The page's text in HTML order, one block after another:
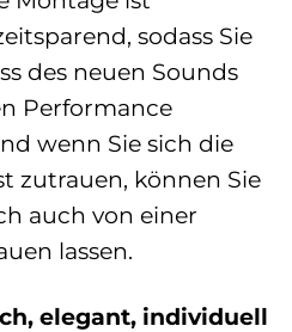
sodass Sie
des neuen Sounds
Performance
wenn Sie sich die
zutrauen, können Sie
auch von einer
lassen.
elegant, individuell